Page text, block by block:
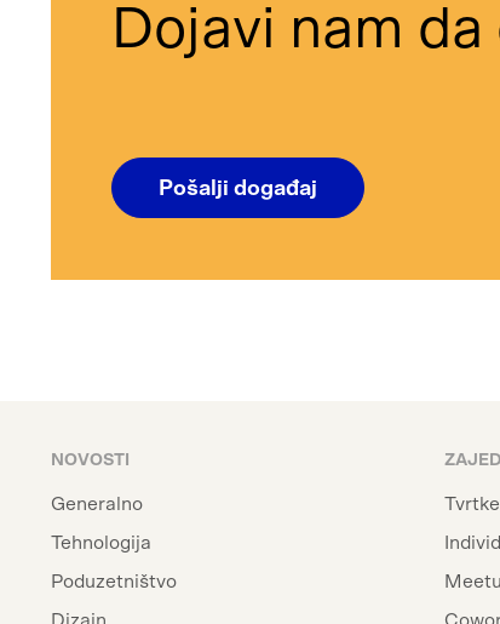
Dojavi nam
Pošalji događaj
NOVOSTI
Generalno
Tehnologija
Poduzetništvo
Tvrtke